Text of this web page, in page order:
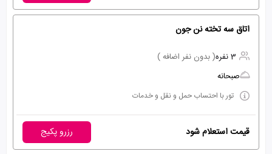
اتاق سه تخته نن جون
3 نفره
( بدون نفر اضافه )
صبحانه
تور با احتساب حمل و نقل و خدمات
قیمت استعلام شود رزرو پکیج